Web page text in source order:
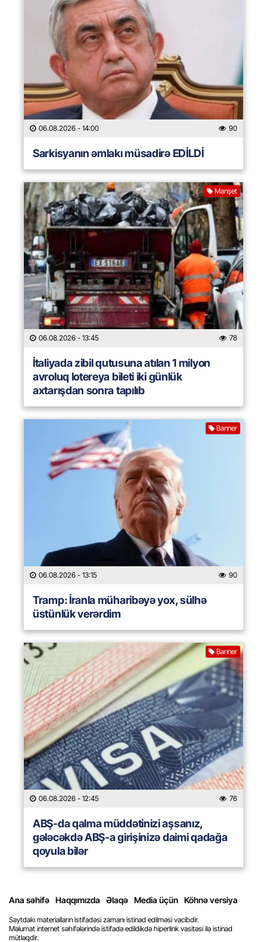
06.08.2026 - 14:00 90
Sarkisyanın əmlakı müsadirə EDİLDİ
Manşet
06.08.2026 - 13:45 78
İtaliyada zibil qutusuna atılan 1 milyon
avroluq lotereya bileti iki günlük
axtarışdan sonra tapılıb
Banner
06.08.2026 - 13:15 90
Tramp: İranla müharibəyə yox, sülhə
üstünlük verərdim
Banner
06.08.2026 - 12:45 76
ABŞ-da qalma müddətinizi aşsanız,
gələcəkdə ABŞ-a girişinizə daimi qadağa
qoyula bilər
Ana səhifə Haqqımızda Əlaqə Media üçün Köhnə versiya
Saytdakı materialların istifadəsi zamanı istinad edilməsi vacibdir.
Məlumat internet səhifələrində istifadə edildikdə hiperlink vasitəsi ilə istinad
mütləqdir.